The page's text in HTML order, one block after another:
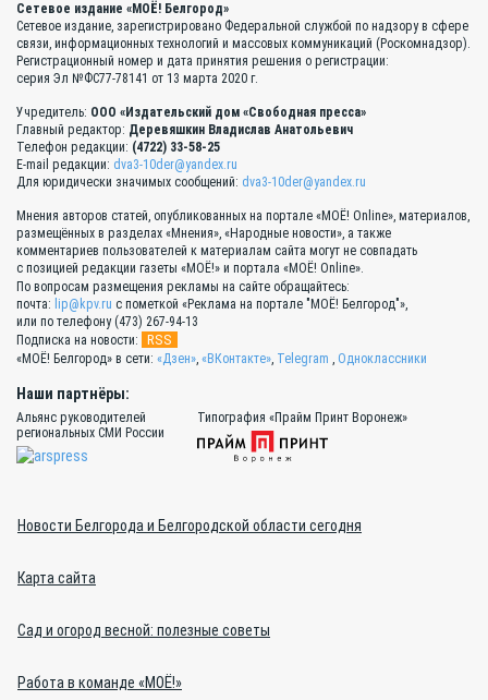
Сетевое издание «МОЁ! Белгород»
Сетевое издание, зарегистрировано Федеральной службой по надзору в сфере
связи, информационных технологий и массовых коммуникаций (Роскомнадзор).
Регистрационный номер и дата принятия решения о регистрации:
серия Эл №ФС77-78141 от 13 марта 2020 г.
Учредитель: ООО «Издательский дом «Свободная пресса»
Главный редактор: Деревяшкин Владислав Анатольевич
Телефон редакции: (4722) 33-58-25
E-mail редакции: dva3-10der@yandex.ru
Для юридически значимых сообщений: dva3-10der@yandex.ru
Мнения авторов статей, опубликованных на портале «МОЁ! Online», материалов,
размещённых в разделах «Мнения», «Народные новости», а также
комментариев пользователей к материалам сайта могут не совпадать
с позицией редакции газеты «МОЁ!» и портала «МОЁ! Online».
По вопросам размещения рекламы на сайте обращайтесь:
почта: lip@kpv.ru с пометкой «Реклама на портале "МОЁ! Белгород"»,
или по телефону (473) 267-94-13
Подписка на новости:
RSS
«МОЁ! Белгород» в сети: «Дзен», «ВКонтакте», Telegram , Одноклассники
Наши партнёры:
Альянс руководителей
региональных СМИ России
Типография «Прайм Принт Воронеж»
Новости Белгорода и Белгородской области сегодня
Карта сайта
Сад и огород весной: полезные советы
Работа в команде «МОЁ!»